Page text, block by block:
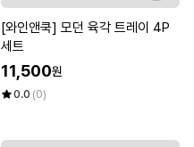
[와인앤쿡] 모던 육각 트레이 4P
세트
11,500원
0.0 (0)